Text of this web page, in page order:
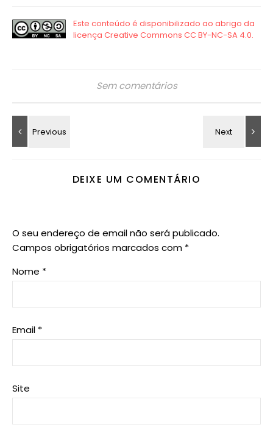
Sem comentários
DEIXE UM COMENTÁRIO
O seu endereço de email não será publicado.
Campos obrigatórios marcados com *
Nome *
Email *
Site